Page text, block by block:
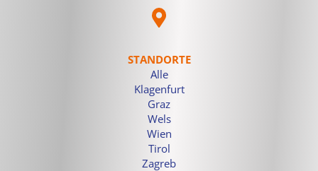
STANDORTE
Alle
Klagenfurt
Graz
Wels
Wien
Tirol
Zagreb